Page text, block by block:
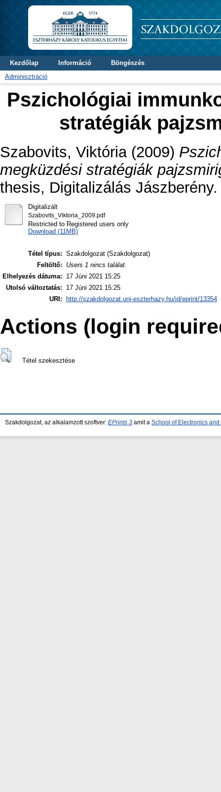
Kezdőlap Információ
Böngészés
Adminisztráció
Pszichológiai
stratégiák
Szabovits, Viktória(2009)
megküzdési stratégiák
thesis, Digitalizálás Jászberény.
Digitalizált
Szabovits_Viktoria_2009.pdf
Restricted to Registered users only
Download (11MB)
Tétel típus: Szakdolgozat (Szakdolgozat)
Feltöltő:
Users 1 nincs találat.
Elhelyezés dátuma:
17 Júni 2021 15:25
Utolsó változtatás:
17 Júni 2021 15:25
URI:
http://szakdolgozat.uni-eszterhazy.hu/id/eprint/13354
Actions (login
Tétel szekesztése
Szakdolgozat, az alkalamzott szoftver: EPrints 3 amit a School of Electronics